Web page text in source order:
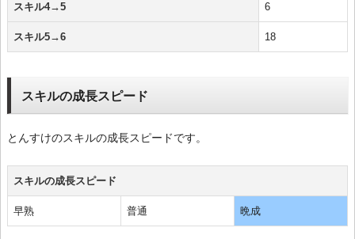
スキル4→5 6
スキル5→6 18
スキルの成長スピード
とんすけのスキルの成長スピードです。
スキルの成長スピード
早熟 普通 晩成